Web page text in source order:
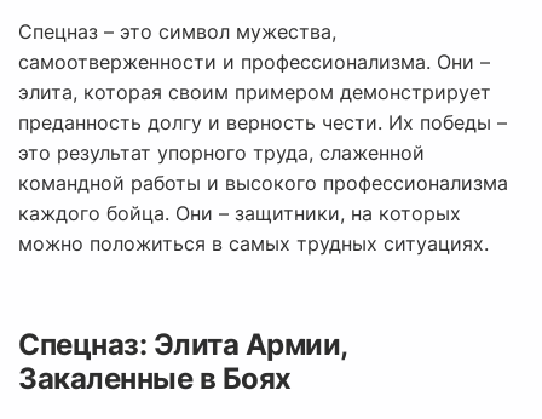
Спецназ – это символ мужества,
самоотверженности и профессионализма. Они –
элита, которая своим примером демонстрирует
преданность долгу и верность чести. Их победы –
это результат упорного труда, слаженной
командной работы и высокого профессионализма
каждого бойца. Они – защитники, на которых
можно положиться в самых трудных ситуациях.
Спецназ: Элита Армии,
Закаленные в Боях